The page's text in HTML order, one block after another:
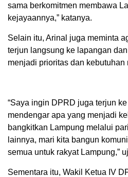
sama berkomitmen membawa
kejayaannya,” katanya.
Selain itu, Arinal juga meminta
terjun langsung ke lapangan
menjadi prioritas dan kebutuhan
“Saya ingin DPRD juga terjun
mendengar apa yang menjadi
bangkitkan Lampung melalui
lainnya, mari kita bangun
semua untuk rakyat Lampung,”
Sementara itu, Wakil Ketua IV